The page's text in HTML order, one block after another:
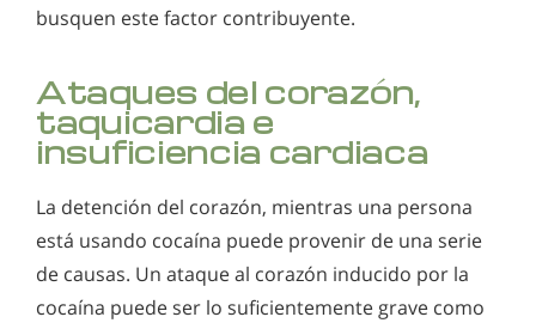
busquen este factor contribuyente.
Ataques del corazón,
taquicardia e
insuficiencia cardiaca
La detención del corazón, mientras una persona
está usando cocaína puede provenir de una serie
de causas. Un ataque al corazón inducido por la
cocaína puede ser lo suficientemente grave como